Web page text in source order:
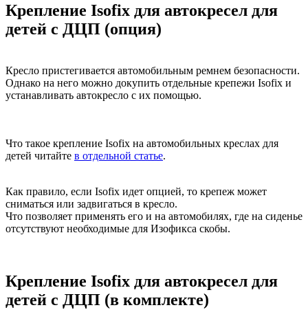
Крепление Isofix для автокресел для
детей с ДЦП (опция)
Кресло пристегивается автомобильным ремнем безопасности.
Однако на него можно докупить отдельные крепежи Isofix и
устанавливать автокресло с их помощью.
Что такое крепление Isofix на автомобильных креслах для
детей читайте в отдельной статье.
Как правило, если Isofix идет опцией, то крепеж может
сниматься или задвигаться в кресло.
Что позволяет применять его и на автомобилях, где на сиденье
отсутствуют необходимые для Изофикса скобы.
Крепление Isofix для автокресел для
детей с ДЦП (в комплекте)